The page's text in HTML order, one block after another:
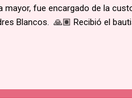
fue encargado de la
Blancos. 🙏🏽 Recibió el
se le condujo en una
Según la costumbre, se
restos dejados al borde del